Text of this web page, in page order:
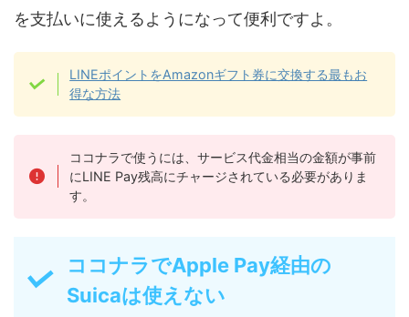
を支払いに使えるようになって便利ですよ。
LINEポイントをAmazonギフト券に交換する最もお
得な方法
ココナラで使うには、サービス代金相当の金額が事前
にLINE Pay残高にチャージされている必要がありま
す。
ココナラでApple Pay経由の
Suicaは使えない